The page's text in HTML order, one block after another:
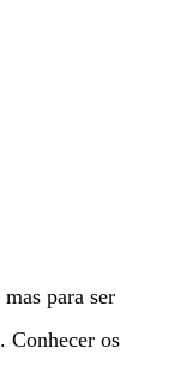
para ser
Conhecer os